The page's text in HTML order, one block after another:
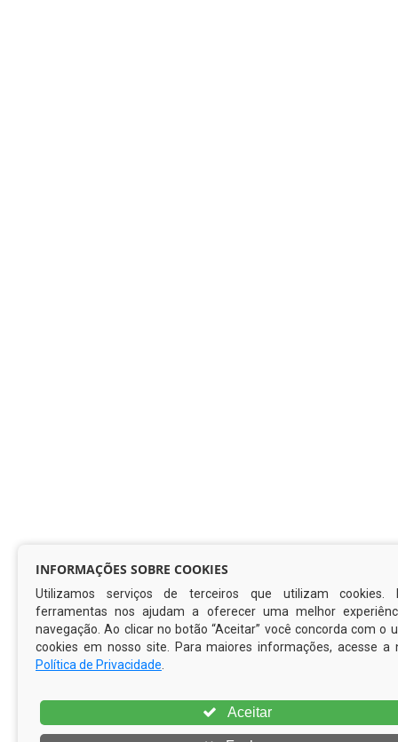
INFORMAÇÕES SOBRE COOKIES
Utilizamos serviços de terceiros que utilizam cookies.
ferramentas nos ajudam a oferecer uma melhor
navegação. Ao clicar no botão “Aceitar” você concorda com o
cookies em nosso site. Para maiores informações, acesse a
Política de Privacidade
Aceitar